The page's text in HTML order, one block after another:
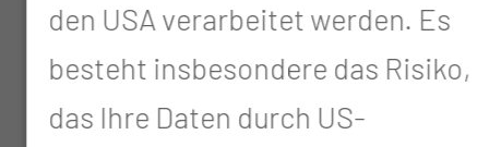
den USA verarbeitet werden. Es
besteht insbesondere das Risiko,
das Ihre Daten durch US-